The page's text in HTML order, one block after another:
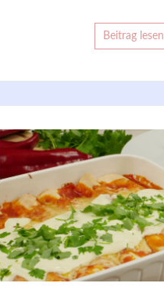
Beitrag lesen